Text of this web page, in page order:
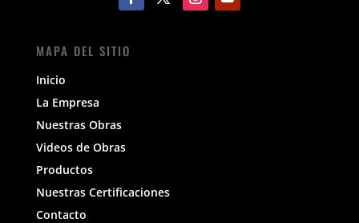
MAPA DEL SITIO
Inicio
La Empresa
Nuestras Obras
Videos de Obras
Productos
Nuestras Certificaciones
Contacto